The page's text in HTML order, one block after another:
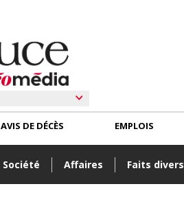
Société Affaires Faits divers
AVIS DE DÉCÈS EMPLOIS